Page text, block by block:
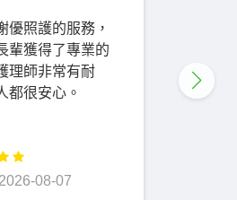
優照護的服務，
輩獲得了專業的
理師非常有耐
都很安心。
08-07